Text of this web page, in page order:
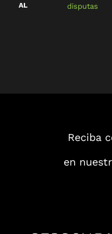
AL
disputas
Reciba
en